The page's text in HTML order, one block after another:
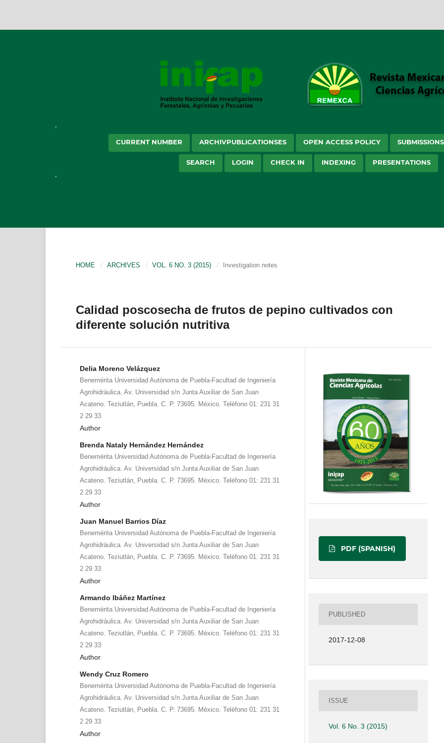
CURRENT NUMBER ARCHIVPUBLICATIONSES OPEN ACCESS POLICY SUBMISSIONS
SEARCH LOGIN CHECK IN INDEXING PRESENTATIONS
HOME / ARCHIVES / VOL. 6 NO. 3 (2015) / Investigation notes
Calidad poscosecha de frutos de pepino cultivados con
diferente solución nutritiva
Delia Moreno Velázquez
Benemérita Universidad Autónoma de Puebla-Facultad de Ingeniería
Agrohidráulica. Av. Universidad s/n Junta Auxiliar de San Juan
Acateno. Teziutlán, Puebla. C. P. 73695. México. Teléfono 01: 231 31
2 29 33
Author
Brenda Nataly Hernández Hernández
Benemérita Universidad Autónoma de Puebla-Facultad de Ingeniería
Agrohidráulica. Av. Universidad s/n Junta Auxiliar de San Juan
Acateno. Teziutlán, Puebla. C. P. 73695. México. Teléfono 01: 231 31
2 29 33
Author
Juan Manuel Barrios Díaz
Benemérita Universidad Autónoma de Puebla-Facultad de Ingeniería
Agrohidráulica. Av. Universidad s/n Junta Auxiliar de San Juan
Acateno. Teziutlán, Puebla. C. P. 73695. México. Teléfono 01: 231 31
2 29 33
Author
Armando Ibáñez Martínez
Benemérita Universidad Autónoma de Puebla-Facultad de Ingeniería
Agrohidráulica. Av. Universidad s/n Junta Auxiliar de San Juan
Acateno. Teziutlán, Puebla. C. P. 73695. México. Teléfono 01: 231 31
2 29 33
Author
Wendy Cruz Romero
Benemérita Universidad Autónoma de Puebla-Facultad de Ingeniería
Agrohidráulica. Av. Universidad s/n Junta Auxiliar de San Juan
Acateno. Teziutlán, Puebla. C. P. 73695. México. Teléfono 01: 231 31
2 29 33
Author
PDF (SPANISH)
PUBLISHED
2017-12-08
ISSUE
Vol. 6 No. 3 (2015)